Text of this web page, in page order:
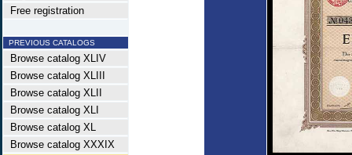
Free registration
PREVIOUS CATALOGS
Browse catalog XLIV
Browse catalog XLIII
Browse catalog XLII
Browse catalog XLI
Browse catalog XL
Browse catalog XXXIX